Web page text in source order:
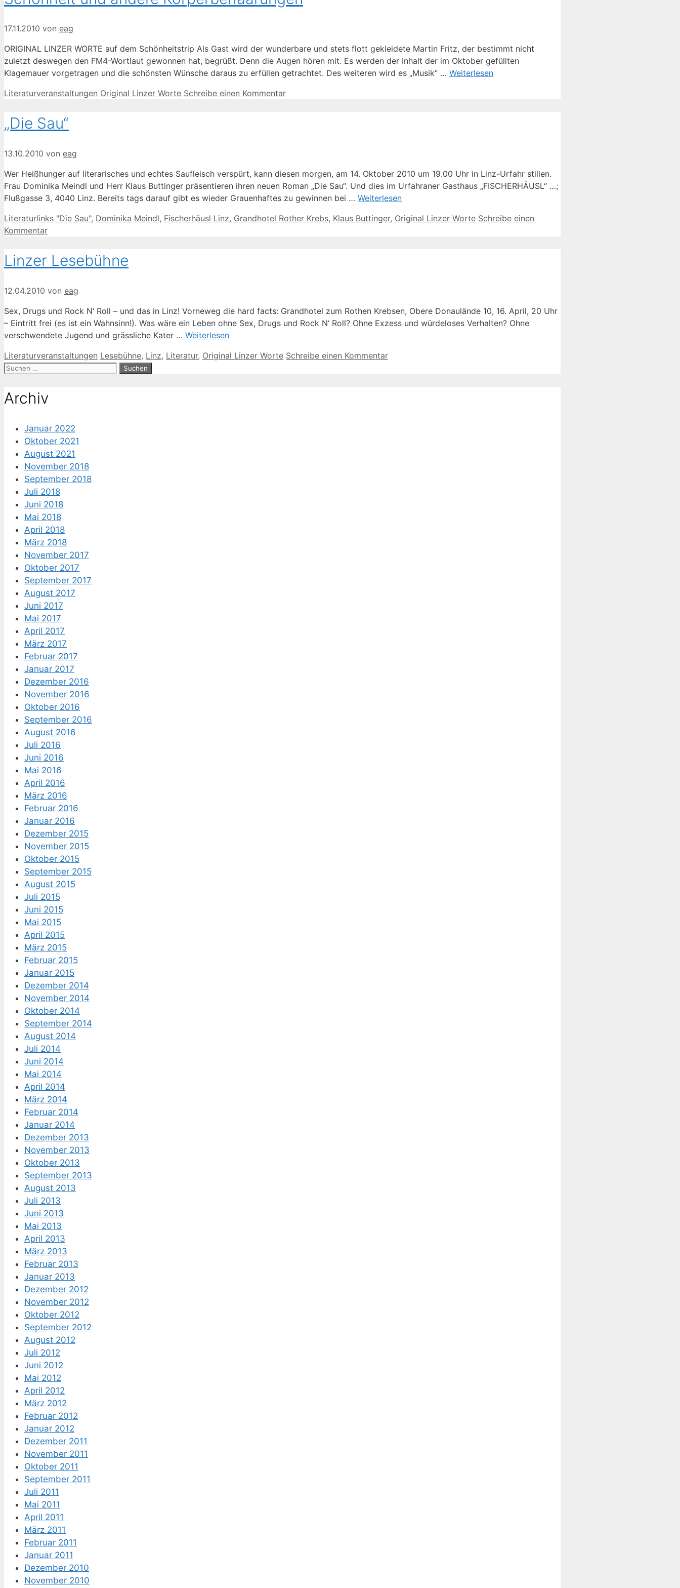
17.11.2010 von eag
ORIGINAL LINZER WORTE auf dem Schönheitstrip Als Gast wird der wunderbare und stets flott gekleidete Martin Fritz, der bestimmt nicht
zuletzt deswegen den FM4-Wortlaut gewonnen hat, begrüßt. Denn die Augen hören mit. Es werden der Inhalt der im Oktober gefüllten
Klagemauer vorgetragen und die schönsten Wünsche daraus zu erfüllen getrachtet. Des weiteren wird es „Musik“ … Weiterlesen
Kategorien
Literaturveranstaltungen Schlagwörter
Original Linzer Worte Schreibe einen Kommentar
„Die Sau“
13.10.2010 von eag
Wer Heißhunger auf literarisches und echtes Saufleisch verspürt, kann diesen morgen, am 14. Oktober 2010 um 19.00 Uhr in Linz-Urfahr stillen.
Frau Dominika Meindl und Herr Klaus Buttinger präsentieren ihren neuen Roman „Die Sau“. Und dies im Urfahraner Gasthaus „FISCHERHÄUSL“ …;
Flußgasse 3, 4040 Linz. Bereits tags darauf gibt es wieder Grauenhaftes zu gewinnen bei … Weiterlesen
Kategorien
Literaturlinks Schlagwörter
"Die Sau", Dominika Meindl, Fischerhäusl Linz, Grandhotel Rother Krebs, Klaus Buttinger, Original Linzer Worte Schreibe einen
Kommentar
Linzer Lesebühne
12.04.2010 von eag
Sex, Drugs und Rock N‘ Roll – und das in Linz! Vorneweg die hard facts: Grandhotel zum Rothen Krebsen, Obere Donaulände 10, 16. April, 20 Uhr
– Eintritt frei (es ist ein Wahnsinn!). Was wäre ein Leben ohne Sex, Drugs und Rock N‘ Roll? Ohne Exzess und würdeloses Verhalten? Ohne
verschwendete Jugend und grässliche Kater … Weiterlesen
Kategorien
Literaturveranstaltungen Schlagwörter
Lesebühne, Linz, Literatur, Original Linzer Worte Schreibe einen Kommentar
Suche
Archiv
Januar 2022
Oktober 2021
August 2021
November 2018
September 2018
Juli 2018
Juni 2018
Mai 2018
April 2018
März 2018
November 2017
Oktober 2017
September 2017
August 2017
Juni 2017
Mai 2017
April 2017
März 2017
Februar 2017
Januar 2017
Dezember 2016
November 2016
Oktober 2016
September 2016
August 2016
Juli 2016
Juni 2016
Mai 2016
April 2016
März 2016
Februar 2016
Januar 2016
Dezember 2015
November 2015
Oktober 2015
September 2015
August 2015
Juli 2015
Juni 2015
Mai 2015
April 2015
März 2015
Februar 2015
Januar 2015
Dezember 2014
November 2014
Oktober 2014
September 2014
August 2014
Juli 2014
Juni 2014
Mai 2014
April 2014
März 2014
Februar 2014
Januar 2014
Dezember 2013
November 2013
Oktober 2013
September 2013
August 2013
Juli 2013
Juni 2013
Mai 2013
April 2013
März 2013
Februar 2013
Januar 2013
Dezember 2012
November 2012
Oktober 2012
September 2012
August 2012
Juli 2012
Juni 2012
Mai 2012
April 2012
März 2012
Februar 2012
Januar 2012
Dezember 2011
November 2011
Oktober 2011
September 2011
Juli 2011
Mai 2011
April 2011
März 2011
Februar 2011
Januar 2011
Dezember 2010
November 2010